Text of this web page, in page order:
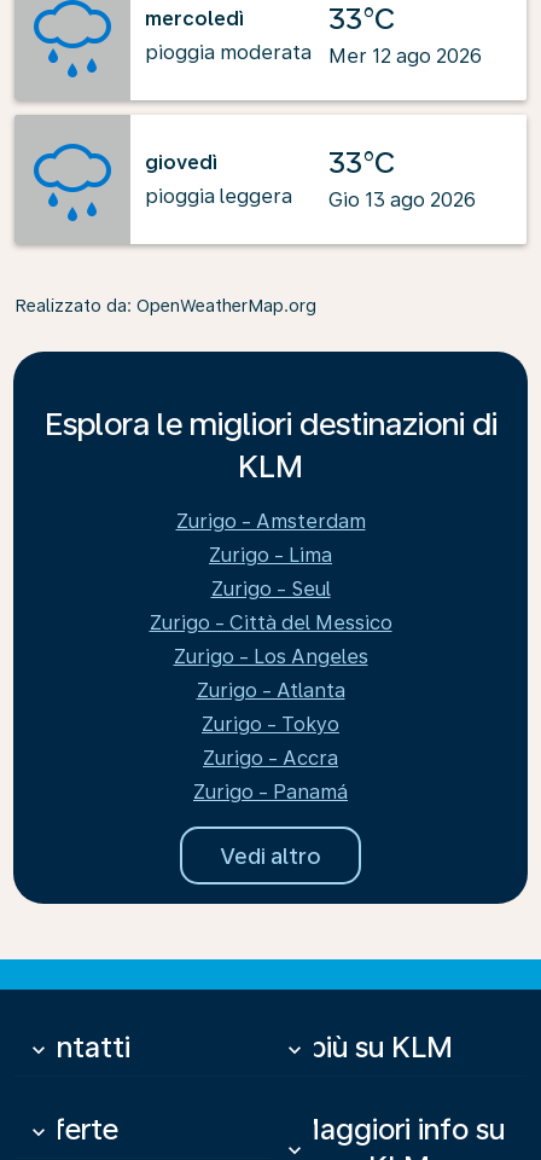
mercoledì
pioggia moderata
33°C
Mer 12 ago 2026
giovedì
pioggia leggera
33°C
Gio 13 ago 2026
Realizzato da: OpenWeatherMap.org
Esplora le migliori destinazioni di
KLM
Zurigo - Amsterdam
Zurigo - Lima
Zurigo - Seul
Zurigo - Città del Messico
Zurigo - Los Angeles
Zurigo - Atlanta
Zurigo - Tokyo
Zurigo - Accra
Zurigo - Panamá
Vedi altro
Contatti
keyboard_arrow_down Di più su KLM
keyboard_arrow_down
Offerte
keyboard_arrow_down
Maggiori info su
keyboard_arrow_down